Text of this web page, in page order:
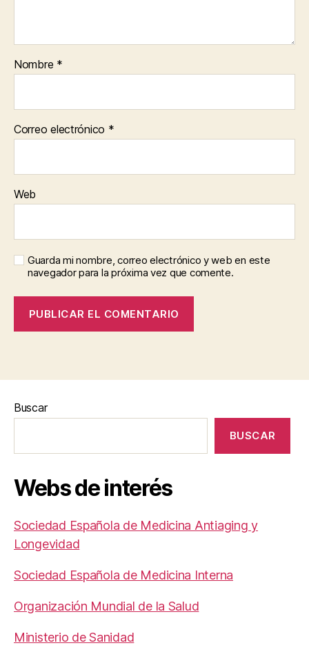
Nombre *
Correo electrónico *
Web
Guarda mi nombre, correo electrónico y web en este
navegador para la próxima vez que comente.
Buscar
BUSCAR
Webs de interés
Sociedad Española de Medicina Antiaging y
Longevidad
Sociedad Española de Medicina Interna
Organización Mundial de la Salud
Ministerio de Sanidad